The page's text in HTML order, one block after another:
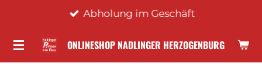
springen
ONLINESHOP NADLINGER HERZOGENBURG
Abholung im Geschäft